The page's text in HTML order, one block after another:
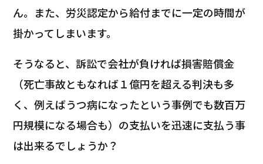
ん。また、労災認定から給付までに一定の時間が
掛かってしまいます。
そうなると、訴訟で会社が負ければ損害賠償金
（死亡事故ともなれば１億円を超える判決も多
く、例えばうつ病になったという事例でも数百万
円規模になる場合も）の支払いを迅速に支払う事
は出来るでしょうか？